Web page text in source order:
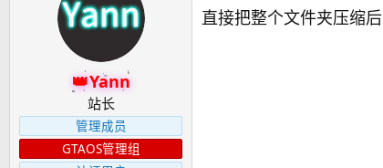
Yann
站长
管理成员
GTAOS管理组
直接把整个文件夹压缩